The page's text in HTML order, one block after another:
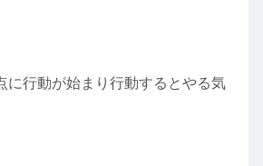
に行動が始まり行動するとやる気